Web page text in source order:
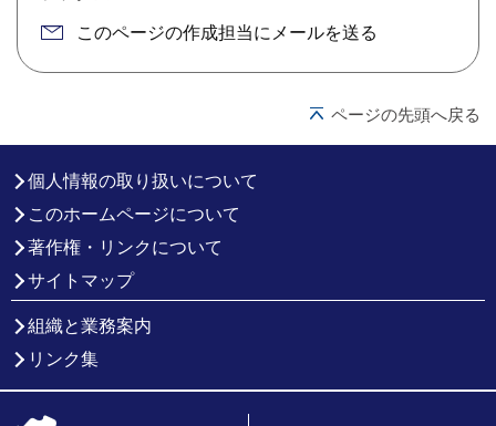
このページの作成担当にメールを送る
ページの先頭へ戻る
個人情報の取り扱いについて
このホームページについて
著作権・リンクについて
サイトマップ
組織と業務案内
リンク集